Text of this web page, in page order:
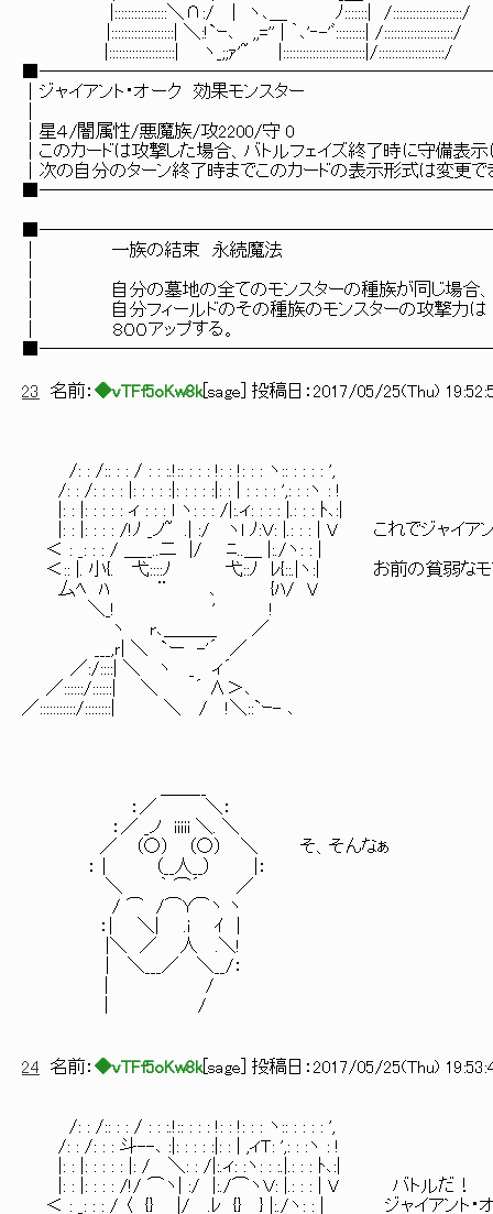
|::::::::::::::::＼∩:/ | ヽ､＿ ﾉ:::::::| /:::::::::::::::::::::/
|:::::::::::::::::::| ＼:!`ｰ､ ,,='' | ｀､'‐-'ﾞ:::::::::| /:::::::::::::::::::::/
|::::::::::::::::::::| ヽ_;;ｧ'~ |:::::::::::::::::::::::::|/::::::::::::::::::::/
│ジャイアント・オーク 効果モンス
│星４/闇属性/悪魔族/攻2200/
│このカードは攻撃した場合、バトルフェイズ終了時に守備表
│次の自分のターン終了時までこのカードの表示形式は変更
│ 一族の結束 永続魔
│ 自分の墓地の全てのモンスターの種族が同じ場
│ 自分フィールドのその種族のモンスターの攻撃
│ ８００アップする
23 名前： ◆vTFf5oKw8k[ sage ] 投稿日： 2017/05/25(Thu)
/: : /:: : : / : : :.!:: : : : !: : !: : : ヽ:: : : : : ',
/: : /: : : : |: : : : :|: : : : :|: : | : : : : ',: : :ヽ : !
|: : |: : : : : ィ : : : l ヽ: : : /|:.ィ: : : : |.: : : ﾄ､:|
|: : |: : : : /!ﾉ _ノ~ .| :/ ヽl ﾉ:Ｖ: |.: : : | V これでジャイアント
＜ : _: : : / ＿__..二 |/ ﾆ..＿ |:./ヽ: : |
＜:: |. 小{. 弋::::ﾉ 弋::ﾉ ﾚ{::.|ヽ:| お前の貧弱なモンス
厶ﾍ ﾊ ¨ ､ {ﾊ/ V
＼_! ' !
ヽ r､＿＿＿ ／
___,ｒ| ＼ `ー -'´ ／
／:/::::| ＼ ヽ _ ィ´
／::::::/::::::| ＼ ´ ∧＞､
／:::::::::::/::::::::| ＼ / !＼::`ｰ- ､
：／ ＼：
：／ _ノ iiiii ＼. ＼
／ （○） （○） ＼ そ、そんなぁ
： | （__人__） |：
＼ ｀ ⌒´ ／
/ ⌒ /⌒Y⌒ヽ ヽ
：| ＼| .i ｲ |
|＼ ／ 人 .＼!
| ＼___／ ＼__/：
| /
| /
24 名前： ◆vTFf5oKw8k[ sage ] 投稿日： 2017/05/25(Thu)
/: : /:: : : / : : :.!:: : : : !: : !: : : ヽ:: : : : : ',
/: : /: : : 斗--､ :|: : : : :|: : | ,ィＴ: ',: : :ヽ : !
|: : |: : : : : |: / ＼: : /|:.ィ: :ヽ: : :.|.: : : ﾄ､:|
|: : |: : : : /!/ ⌒ヽ| :/ |:./⌒ヽＶ: |.: : : | V バトルだ！
＜ : _: : : / 〈 {} |/ .ﾚ {} } |:./ヽ: : | ジャイアント・オー